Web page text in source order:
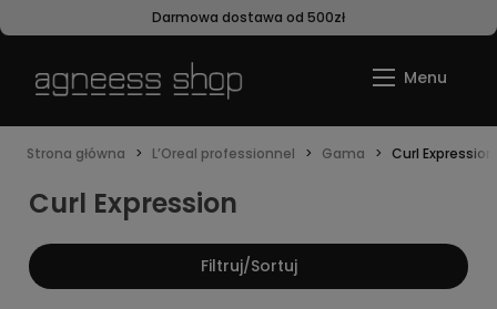
Darmowa dostawa od 500zł
Strona główna L’Oreal professionnel Gama Curl Expression
Curl Expression
Filtruj/Sortuj